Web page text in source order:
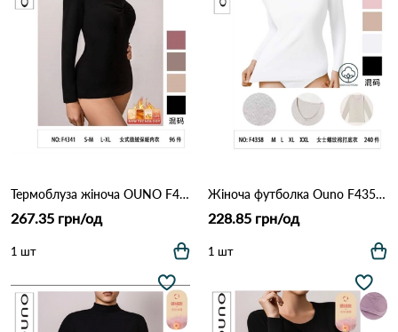
Термоблуза жіноча OUNO F4341 Різні кольори
267.35 грн/од
1 шт
Жіноча футболка Ouno F4358 з довгим рукавом (бавовна) Різні кольори
228.85 грн/од
1 шт